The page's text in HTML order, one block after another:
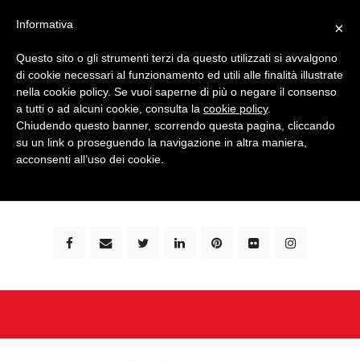
bimbi e viaggi - family travel blog: community #1 in
×
Informativa
Questo sito o gli strumenti terzi da questo utilizzati si avvalgono
di cookie necessari al funzionamento ed utili alle finalità illustrate
nella cookie policy. Se vuoi saperne di più o negare il consenso
a tutti o ad alcuni cookie, consulta la cookie policy.
Chiudendo questo banner, scorrendo questa pagina, cliccando
su un link o proseguendo la navigazione in altra maniera,
acconsenti all’uso dei cookie.